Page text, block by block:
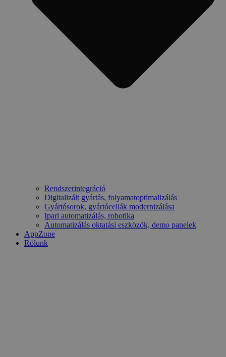
Rendszerintegráció
Digitalizált gyártás, folyamatoptimalizálás
Gyártósorok, gyártócellák modernizálása
Ipari automatizálás, robotika
Automatizálás oktatási eszközök, demo panelek
AppZone
Rólunk